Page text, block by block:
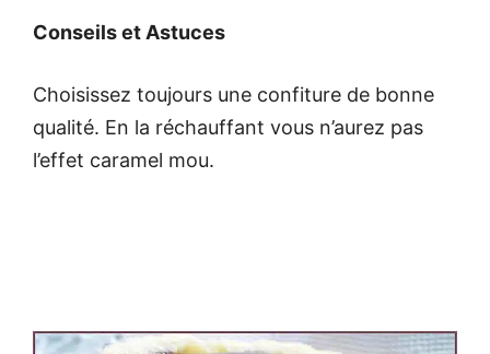
Conseils et Astuces
Choisissez toujours une confiture de bonne
qualité. En la réchauffant vous n’aurez pas
l’effet caramel mou.